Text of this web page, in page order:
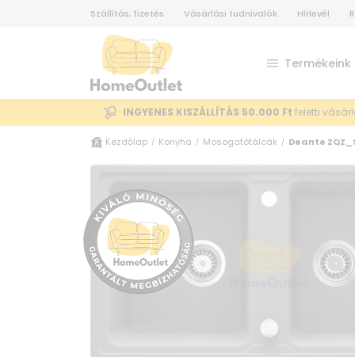
Szállítás, fizetés Vásárlási tudnivalók Hírlevél
Termékeink
INGYENES KISZÁLLÍTÁS 50.000 Ft feletti
Kezdőlap / Konyha / Mosogatótálcák / Deante